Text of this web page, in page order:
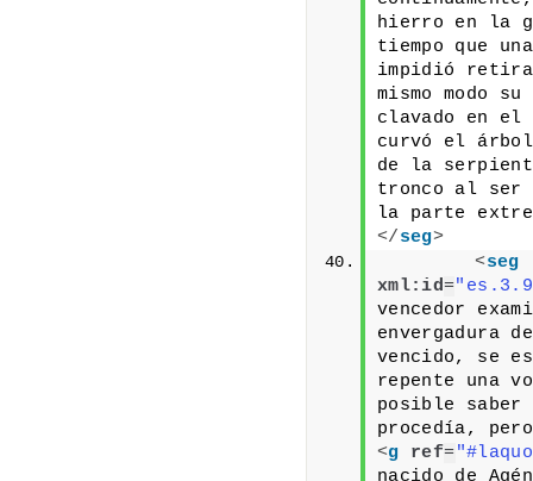
hierro en la
tiempo que
impidió
mismo modo
clavado en el
curvó el
de la
tronco al ser
la parte
</seg>
<seg
xml:id=
vencedor
envergadura
vencido, se
repente una
posible saber
<g ref=
nacido de